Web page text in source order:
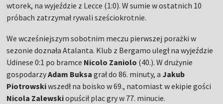
wtorek, na wyjeździe z Lecce (1:0). W sumie w ostatnich 10
próbach zatrzymał rywali sześciokrotnie.
We wcześniejszym sobotnim meczu pierwszej porażki w
sezonie doznała Atalanta. Klub z Bergamo uległ na wyjeździe
Udinese 0:1 po bramce Nicolo Zaniolo (40.). W drużynie
gospodarzyAdam Buksa grał do 86. minuty, a Jakub
Piotrowskiwszedł na boisko w 69., natomiast w ekipie gości
Nicola Zalewskiopuścił plac gry w 77. minucie.